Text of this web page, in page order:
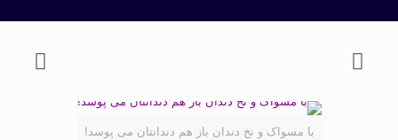
با مسواک و نخ دندان باز هم دندانتان می پوسد!